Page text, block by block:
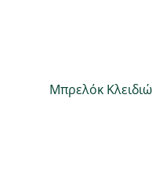
Μπρελόκ